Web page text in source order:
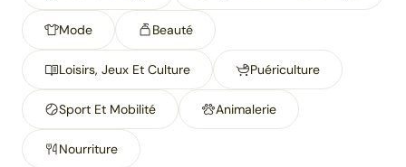
Mode Beauté
Loisirs, Jeux Et Culture Puériculture
Sport Et Mobilité Animalerie
Nourriture